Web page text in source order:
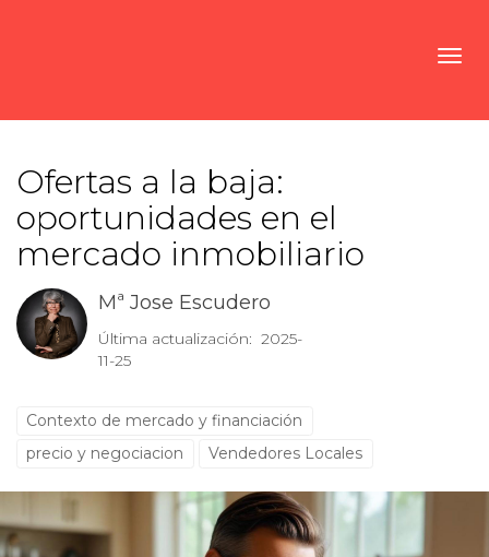
Ofertas a la baja:
oportunidades en el
mercado inmobiliario
Mª Jose Escudero
Última actualización: 2025-
11-25
Contexto de mercado y financiación
precio y negociacion
Vendedores Locales